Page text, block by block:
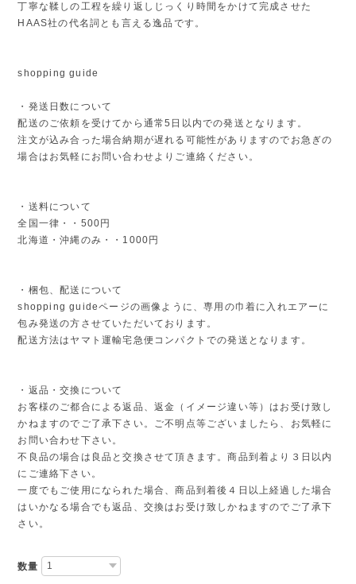
丁寧な鞣しの工程を繰り返しじっくり時間をかけて完成させた
HAAS社の代名詞とも言える逸品です。
shopping guide
・発送日数について
配送のご依頼を受けてから通常5日以内での発送となります。
注文が込み合った場合納期が遅れる可能性がありますのでお急ぎの
場合はお気軽にお問い合わせよりご連絡ください。
・送料について
全国一律・・500円
北海道・沖縄のみ・・1000円
・梱包、配送について
shopping guideページの画像ように、専用の巾着に入れエアーに
包み発送の方させていただいております。
配送方法はヤマト運輸宅急便コンパクトでの発送となります。
・返品・交換について
お客様のご都合による返品、返金（イメージ違い等）はお受け致し
かねますのでご了承下さい。ご不明点等ございましたら、お気軽に
お問い合わせ下さい。
不良品の場合は良品と交換させて頂きます。商品到着より３日以内
にご連絡下さい。
一度でもご使用になられた場合、商品到着後４日以上経過した場合
はいかなる場合でも返品、交換はお受け致しかねますのでご了承下
さい。
数量